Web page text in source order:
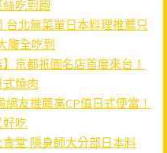
吃到飽
台北無菜單日本料理推薦只
腹全吃到
京都祇園名店首度來台！
燒肉
網友推薦高CP值日式便當！
好吃
食堂 隱身師大分部日本料